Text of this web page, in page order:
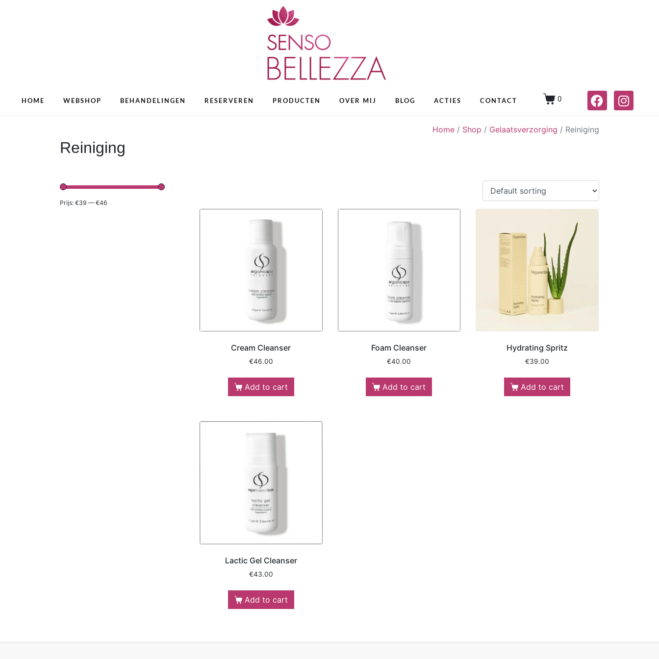
HOME WEBSHOP BEHANDELINGEN RESERVEREN PRODUCTEN OVER MIJ BLOG ACTIES CONTACT 0
Home / Shop / Gelaatsverzorging / Reiniging
Reiniging
Cream Cleanser
€46.00
Add to cart
Foam Cleanser
€40.00
Add to cart
Hydrating Spritz
€39.00
Add to cart
Lactic Gel Cleanser
€43.00
Add to cart
Prijs: €39 —€46